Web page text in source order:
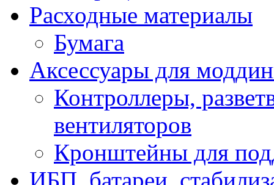
Расходные материалы
Бумага
Аксессуары для
Контроллеры,
вентиляторов
Кронштейны для